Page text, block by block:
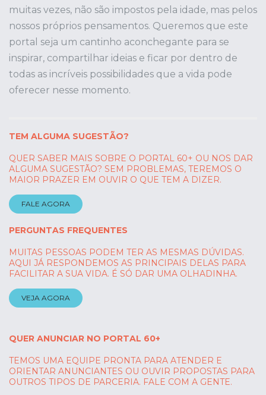
muitas vezes, não são impostos pela idade, mas pelos
nossos próprios pensamentos. Queremos que este
portal seja um cantinho aconchegante para se
inspirar, compartilhar ideias e ficar por dentro de
todas as incríveis possibilidades que a vida pode
oferecer nesse momento.
TEM ALGUMA SUGESTÃO?
QUER SABER MAIS SOBRE O PORTAL 60+ OU NOS DAR
ALGUMA SUGESTÃO? SEM PROBLEMAS, TEREMOS O
MAIOR PRAZER EM OUVIR O QUE TEM A DIZER.
FALE AGORA
PERGUNTAS FREQUENTES
MUITAS PESSOAS PODEM TER AS MESMAS DÚVIDAS.
AQUI JÁ RESPONDEMOS AS PRINCIPAIS DELAS PARA
FACILITAR A SUA VIDA. É SÓ DAR UMA OLHADINHA.
VEJA AGORA
QUER ANUNCIAR NO PORTAL 60+
TEMOS UMA EQUIPE PRONTA PARA ATENDER E
ORIENTAR ANUNCIANTES OU OUVIR PROPOSTAS PARA
OUTROS TIPOS DE PARCERIA. FALE COM A GENTE.